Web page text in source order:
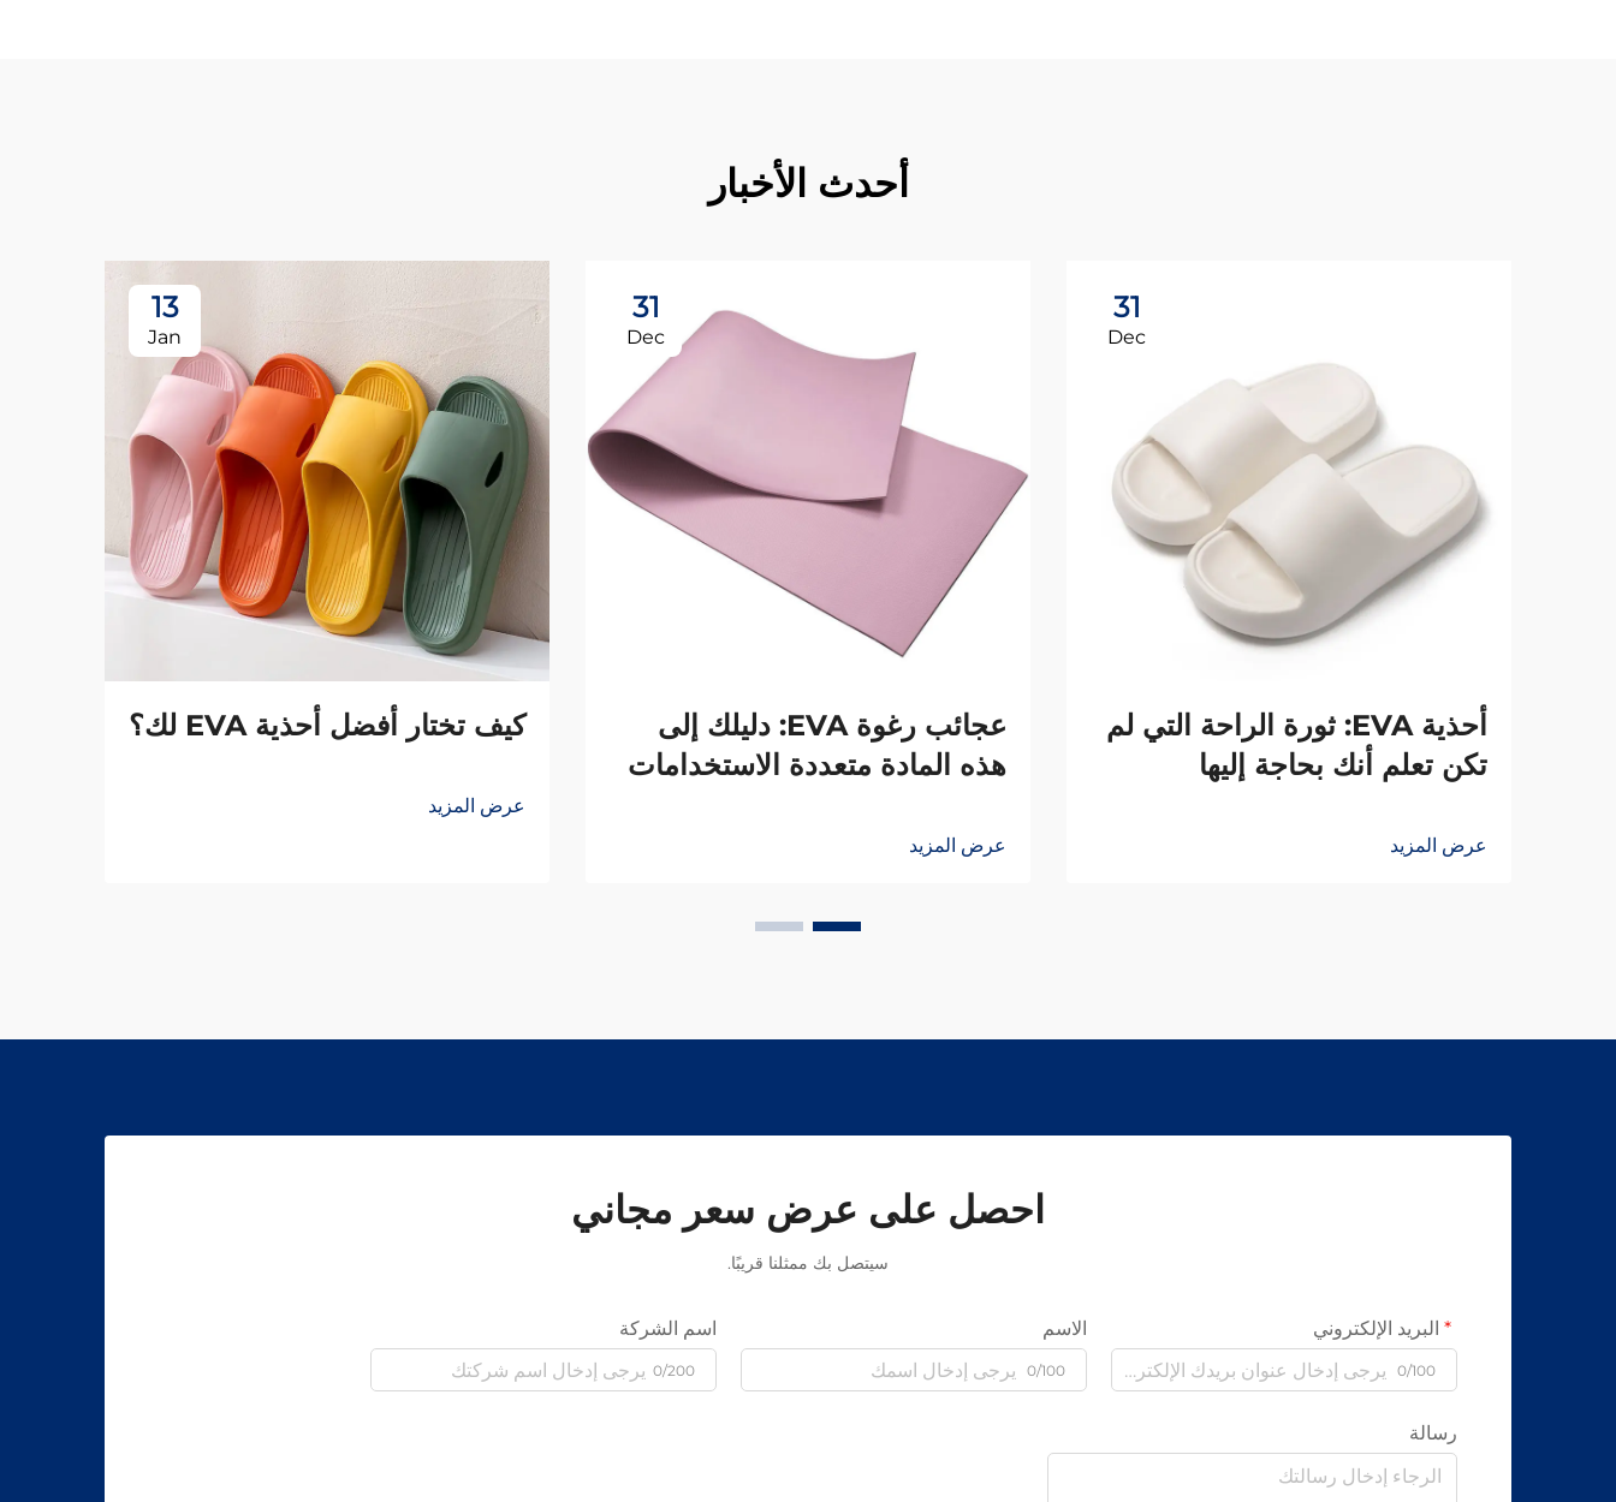
أحدث الأخبار
31
Dec
أحذية EVA: ثورة الراحة التي لم
تكن تعلم أنك بحاجة إليها
عرض المزيد
31
Dec
عجائب رغوة EVA: دليلك إلى
هذه المادة متعددة الاستخدامات
عرض المزيد
13
Jan
كيف تختار أفضل أحذية EVA لك؟
عرض المزيد
احصل على عرض سعر مجاني
سيتصل بك ممثلنا قريبًا.
البريد الإلكتروني
0/100
الاسم
0/100
اسم الشركة
0/200
رسالة